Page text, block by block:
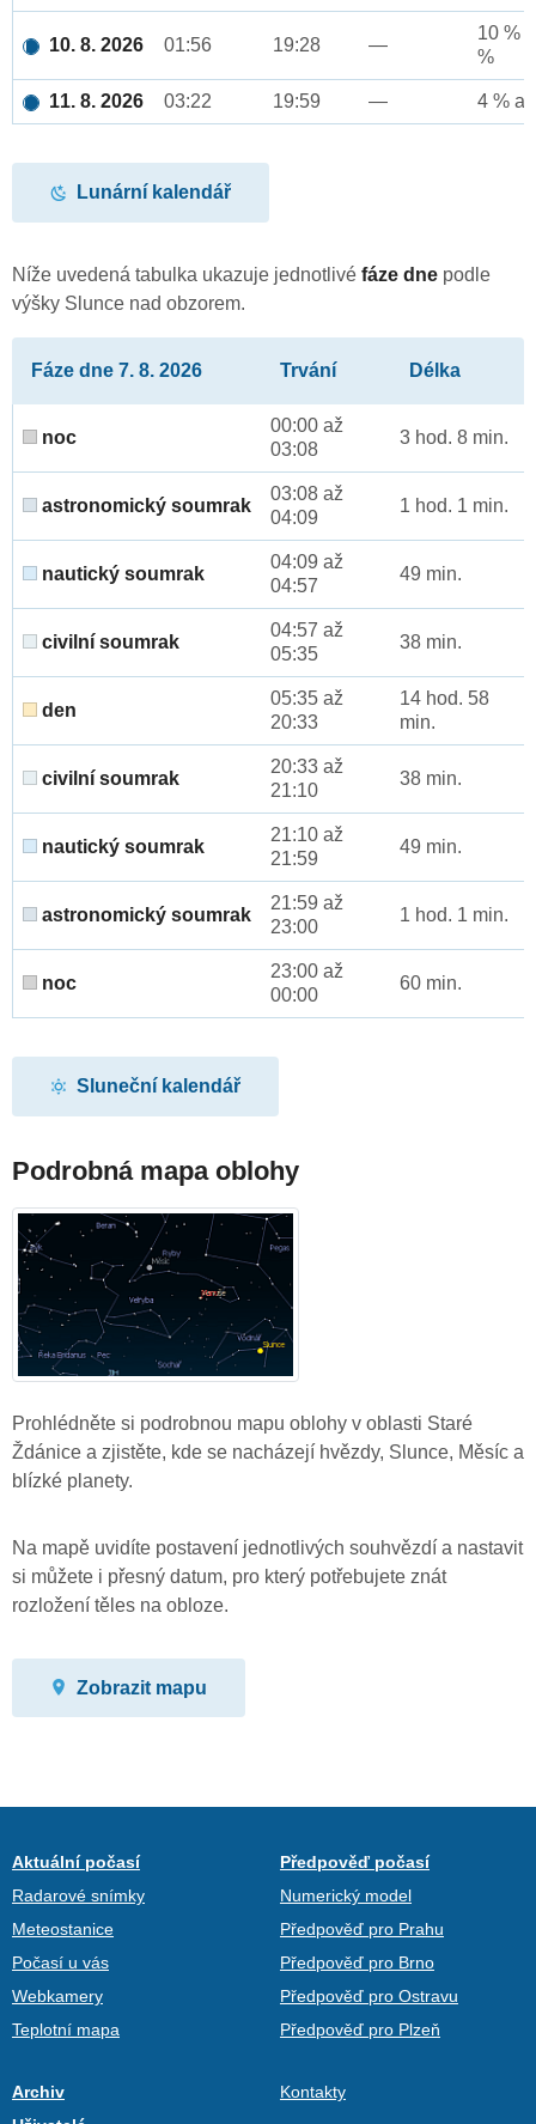
10. 8. 2026 01:56 19:28 —
10 %
%
11. 8. 2026 03:22 19:59 — 4 %
Lunární kalendář
Níže uvedená tabulka ukazuje jednotlivé fáze dne podle
výšky Slunce nad obzorem.
Fáze dne 7. 8. 2026 Trvání Délka
noc
00:00 až
03:08
3 hod. 8 min.
astronomický soumrak
03:08 až
04:09
1 hod. 1 min.
nautický soumrak
04:09 až
04:57
49 min.
civilní soumrak
04:57 až
05:35
38 min.
den
05:35 až
20:33
14 hod. 58
min.
civilní soumrak
20:33 až
21:10
38 min.
nautický soumrak
21:10 až
21:59
49 min.
astronomický soumrak
21:59 až
23:00
1 hod. 1 min.
noc
23:00 až
00:00
60 min.
Sluneční kalendář
Podrobná mapa oblohy
Prohlédněte si podrobnou mapu oblohy v oblasti Staré
Ždánice a zjistěte, kde se nacházejí hvězdy, Slunce, Měsíc a
blízké planety.
Na mapě uvidíte postavení jednotlivých souhvězdí a nastavit
si můžete i přesný datum, pro který potřebujete znát
rozložení těles na obloze.
Zobrazit mapu
Aktuální počasí
Radarové snímky
Meteostanice
Počasí u vás
Webkamery
Teplotní mapa
Předpověď počasí
Numerický model
Předpověď pro Prahu
Předpověď pro Brno
Předpověď pro Ostravu
Předpověď pro Plzeň
Archiv
Kontakty